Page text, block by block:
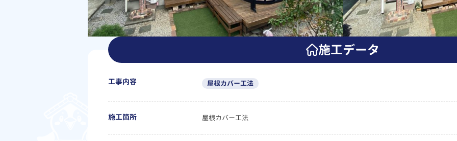
施工データ
工事内容 屋根カバー工法
施工箇所 屋根カバー工法